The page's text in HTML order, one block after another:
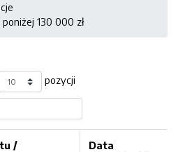
130 000 zł
pozycji
/
Data